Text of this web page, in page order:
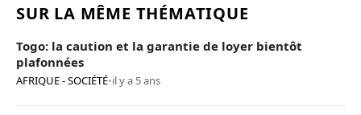
SUR LA MÊME THÉMATIQUE
Togo: la caution et la garantie de loyer bientôt
plafonnées
AFRIQUE - SOCIÉTÉ•il y a 5 ans